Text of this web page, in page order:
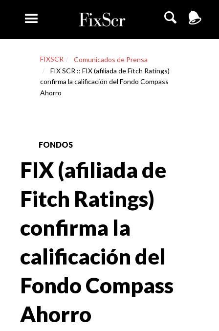
FIXSCR
Comunicados de Prensa
FIX SCR :: FIX (afiliada de Fitch Ratings)
confirma la calificación del Fondo Compass
Ahorro
FONDOS
FIX (afiliada de
Fitch Ratings)
confirma la
calificación del
Fondo Compass
Ahorro